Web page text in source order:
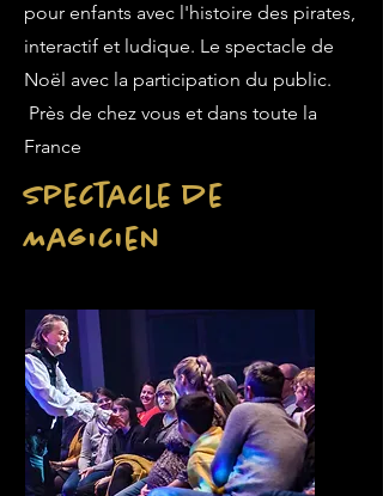
pour enfants avec l'histoire des pirates,
interactif et ludique. Le spectacle de
Noël avec la participation du public.
Près de chez vous et dans toute la
France
Spectacle de
Magicien